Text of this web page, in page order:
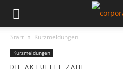
Start Kurzmeldungen
Kurzmeldungen
DIE AKTUELLE ZAHL